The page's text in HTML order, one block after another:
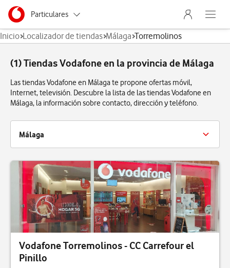
Ir a la pagina principal de vodafone.es
Menu navegación Segmento
Particulares
Autónomos
Pymes
Grandes empresas
y AA.PP.
Menu
Abre el
Inicio Localizador de tiendas Málaga Torremolinos
(1) Tiendas Vodafone en la provincia de Málaga
Las tiendas Vodafone en Málaga te propone ofertas móvil,
Internet, televisión. Descubre la lista de las tiendas Vodafone en
Málaga, la información sobre contacto, dirección y teléfono.
Málaga
Antequera
Coin
Estepona
Fuengirola
Málaga
Vodafone Torremolinos - CC Carrefour el
Pinillo